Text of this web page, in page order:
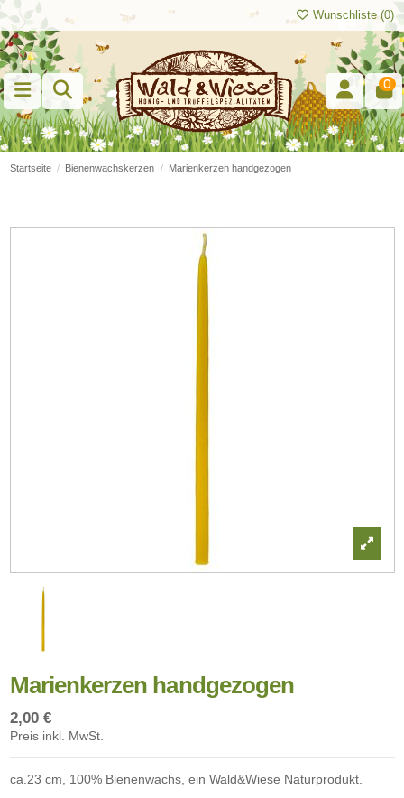
Wunschliste (0)
0
Startseite Bienenwachskerzen Marienkerzen handgezogen
Marienkerzen handgezogen
2,00 €
Preis inkl. MwSt.
ca.23 cm, 100% Bienenwachs, ein Wald&Wiese Naturprodukt.